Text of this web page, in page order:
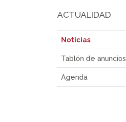
ACTUALIDAD
Noticias
Tablón de anuncios
Agenda